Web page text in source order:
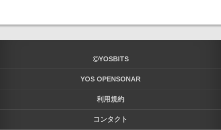
YOSBITS
YOS OPENSONAR
利用規約
コンタクト